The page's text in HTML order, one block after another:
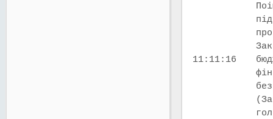
11:11:16